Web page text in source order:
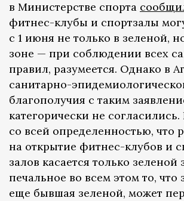
в Министерстве спорта
фитнес-клубы и спортзалы
с 1 июня не только в зеленой,
зоне — при соблюдении всех
правил, разумеется. Однако в
санитарно-
благополучия с таким
категорически не
со всей определенностью, что
на открытие фитнес-клубов и
залов касается только
печальное во всем этом то, что
еще бывшая зеленой, может